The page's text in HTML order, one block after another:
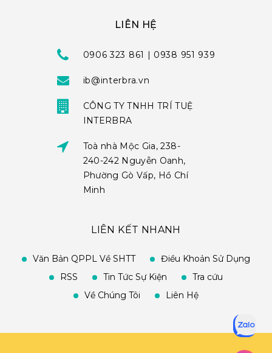
LIÊN HỆ
0906 323 861 | 0938 951 939
ib@interbra.vn
CÔNG TY TNHH TRÍ TUỆ
INTERBRA
Toà nhà Mộc Gia, 238-
240-242 Nguyễn Oanh,
Phường Gò Vấp, Hồ Chí
Minh
LIÊN KẾT NHANH
Văn Bản QPPL Về SHTT
Điều Khoản Sử Dụng
RSS
Tin Tức Sự Kiện
Tra cứu
Về Chúng Tôi
Liên Hệ